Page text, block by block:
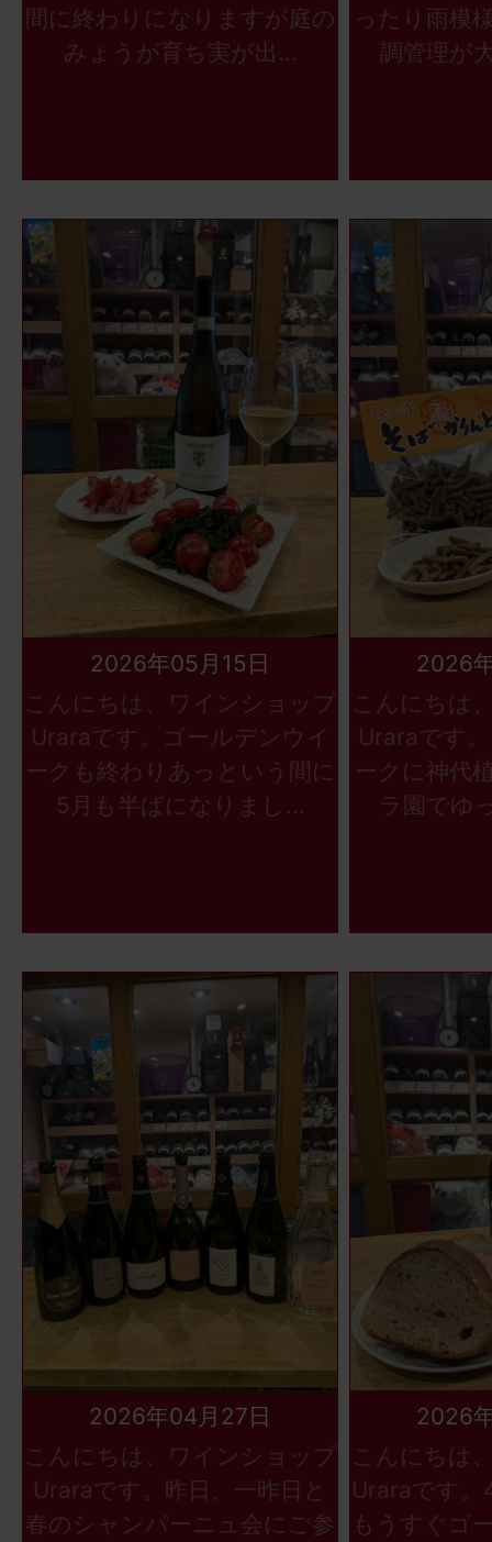
間に終わりになりますが庭の
みょうが育ち実が出...
ったり雨模
調管理が
2026年05月15日
こんにちは、ワインショップ
Uraraです。ゴールデンウイ
ークも終わりあっという間に
5月も半ばになりまし...
2026
こんにちは
Uraraです
ークに神代
ラ園でゆ
2026年04月27日
こんにちは、ワインショップ
Uraraです。昨日、一昨日と
春のシャンパーニュ会にご参
2026
こんにちは
Uraraです。
もうすぐゴ